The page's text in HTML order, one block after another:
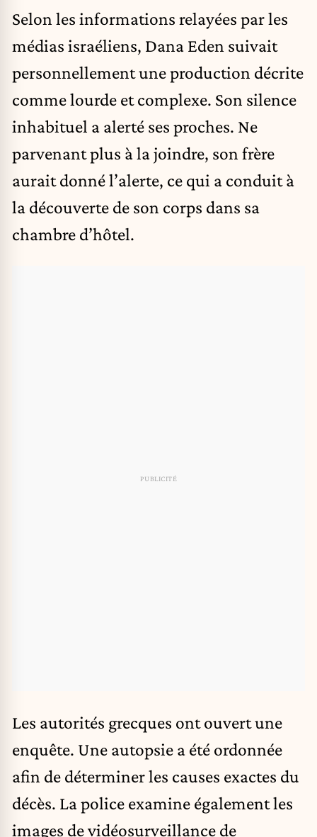
Selon les informations relayées par les
médias israéliens, Dana Eden suivait
personnellement une production décrite
comme lourde et complexe. Son silence
inhabituel a alerté ses proches. Ne
parvenant plus à la joindre, son frère
aurait donné l’alerte, ce qui a conduit à
la découverte de son corps dans sa
chambre d’hôtel.
Les autorités grecques ont ouvert une
enquête. Une autopsie a été ordonnée
afin de déterminer les causes exactes du
décès. La police examine également les
images de vidéosurveillance de